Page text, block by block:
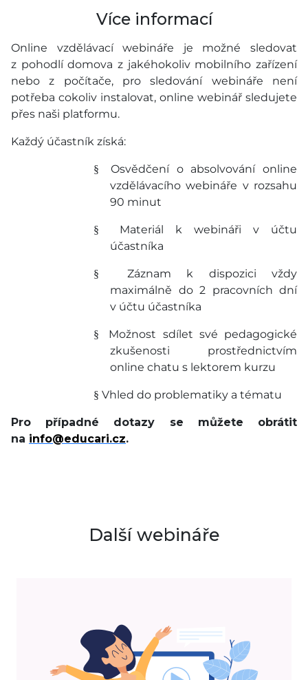
Více informací
Online vzdělávací webináře je možné sledovat
z pohodlí domova z jakéhokoliv mobilního zařízení
nebo z počítače, pro sledování webináře není
potřeba cokoliv instalovat, online webinář sledujete
přes naši platformu.
Každý účastník získá:
§
Osvědčení o absolvování online
vzdělávacího webináře v rozsahu
90 minut
§
Materiál k webináři v účtu
účastníka
§
Záznam k dispozici vždy
maximálně do 2 pracovních dní
v účtu účastníka
§
Možnost sdílet své pedagogické
zkušenosti prostřednictvím
online chatu s lektorem kurzu
§ Vhled do problematiky a tématu
Pro případné dotazy se můžete obrátit
na info@educari.cz.
Další webináře